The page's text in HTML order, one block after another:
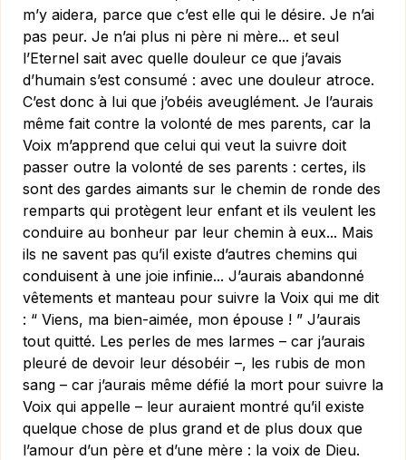
m’y aidera, parce que c’est elle qui le désire. Je n’ai
pas peur. Je n’ai plus ni père ni mère... et seul
l’Eternel sait avec quelle douleur ce que j’avais
d’humain s’est consumé : avec une douleur atroce.
C’est donc à lui que j’obéis aveuglément. Je l’aurais
même fait contre la volonté de mes parents, car la
Voix m’apprend que celui qui veut la suivre doit
passer outre la volonté de ses parents : certes, ils
sont des gardes aimants sur le chemin de ronde des
remparts qui protègent leur enfant et ils veulent les
conduire au bonheur par leur chemin à eux... Mais
ils ne savent pas qu’il existe d’autres chemins qui
conduisent à une joie infinie... J’aurais abandonné
vêtements et manteau pour suivre la Voix qui me dit
: “ Viens, ma bien-aimée, mon épouse ! ” J’aurais
tout quitté. Les perles de mes larmes – car j’aurais
pleuré de devoir leur désobéir –, les rubis de mon
sang – car j’aurais même défié la mort pour suivre la
Voix qui appelle – leur auraient montré qu’il existe
quelque chose de plus grand et de plus doux que
l’amour d’un père et d’une mère : la voix de Dieu.